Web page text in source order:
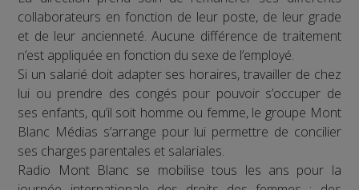
collaborateurs en fonction de leur poste, de leur grade
et de leur ancienneté. Aucune différence de traitement
n’est appliquée en fonction du sexe de l’employé.
Si un salarié doit adapter ses horaires, travailler de chez
lui ou prendre des congés pour pouvoir s’occuper de
ses enfants, qu’il soit homme ou femme, le groupe Mont
Blanc Médias s’arrange pour lui permettre de concilier
ses charges parentales et salariales.
Radio Mont Blanc se mobilise tous les ans pour la